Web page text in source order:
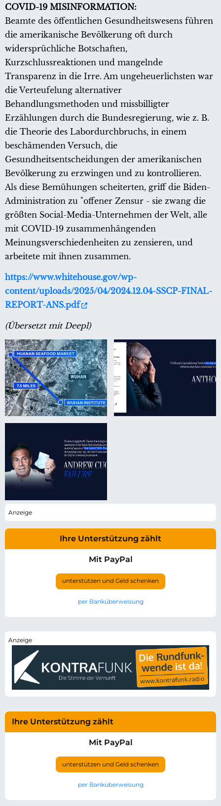
COVID-19 MISINFORMATION:
Beamte des öffentlichen Gesundheitswesens führen
die amerikanische Bevölkerung oft durch
widersprüchliche Botschaften,
Kurzschlussreaktionen und mangelnde
Transparenz in die Irre. Am ungeheuerlichsten war
die Verteufelung alternativer
Behandlungsmethoden und missbilligter
Erzählungen durch die Bundesregierung, wie z. B.
die Theorie des Labordurchbruchs, in einem
beschämenden Versuch, die
Gesundheitsentscheidungen der amerikanischen
Bevölkerung zu erzwingen und zu kontrollieren.
Als diese Bemühungen scheiterten, griff die Biden-
Administration zu "offener Zensur - sie zwang die
größten Social-Media-Unternehmen der Welt, alle
mit COVID-19 zusammenhängenden
Meinungsverschiedenheiten zu zensieren, und
arbeitete mit ihnen zusammen.
https://www.whitehouse.gov/wp-
content/uploads/2025/04/2024.12.04-SSCP-FINAL-
REPORT-ANS.pdf
(Übersetzt mit Deepl)
Ihre Unterstützung zählt
Mit PayPal
unterstützen und Geld schenken
per Banküberweisung
Ihre Unterstützung zählt
Mit PayPal
unterstützen und Geld schenken
per Banküberweisung